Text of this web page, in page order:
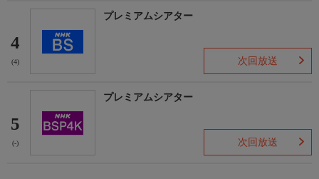
4
(4)
プレミアムシアター
次回放送
5
(-)
プレミアムシアター
次回放送